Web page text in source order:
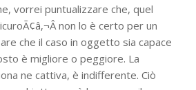
vorrei puntualizzare che, quel
non lo è certo per un
che il caso in oggetto sia capace
è migliore o peggiore. La
ne cattiva, è indifferente. Ciò